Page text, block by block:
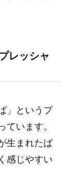
レッシャ
」というプ
ています。
生まれたば
感じやすい